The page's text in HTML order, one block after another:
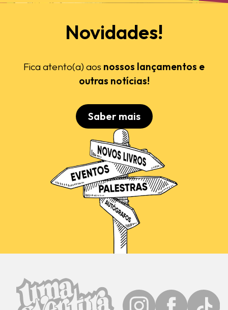
Novidades!
Fica atento(a) aos nossos lançamentos e
outras notícias!
Saber mais